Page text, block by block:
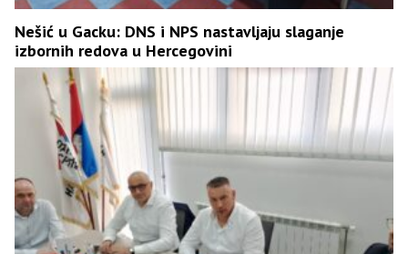
Nešić u Gacku: DNS i NPS nastavljaju slaganje
izbornih redova u Hercegovini